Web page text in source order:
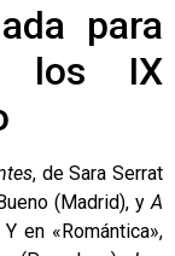
para
los IX
, de Sara Serrat
(Madrid), yA
en «Romántica»,